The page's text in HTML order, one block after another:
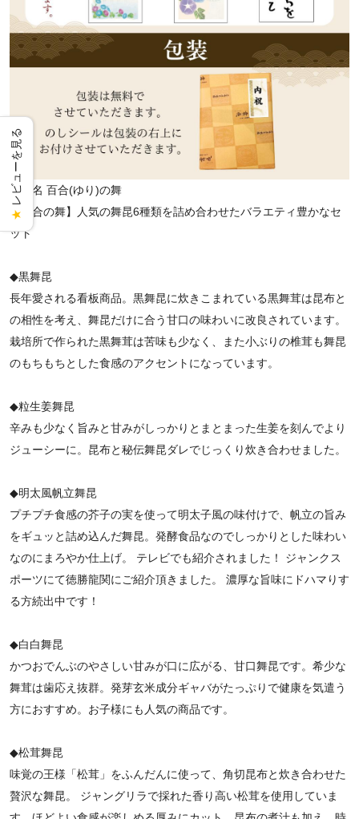
商品名 百合(ゆり)の舞
【百合の舞】人気の舞昆6種類を詰め合わせたバラエティ豊かなセ
ット
◆黒舞昆
長年愛される看板商品。黒舞昆に炊きこまれている黒舞茸は昆布と
の相性を考え、舞昆だけに合う甘口の味わいに改良されています。
栽培所で作られた黒舞茸は苦味も少なく、また小ぶりの椎茸も舞昆
のもちもちとした食感のアクセントになっています。
◆粒生姜舞昆
辛みも少なく旨みと甘みがしっかりとまとまった生姜を刻んでより
ジューシーに。昆布と秘伝舞昆ダレでじっくり炊き合わせました。
◆明太風帆立舞昆
プチプチ食感の芥子の実を使って明太子風の味付けで、帆立の旨み
をギュッと詰め込んだ舞昆。発酵食品なのでしっかりとした味わい
なのにまろやか仕上げ。 テレビでも紹介されました！ ジャンクス
ポーツにて徳勝龍関にご紹介頂きました。 濃厚な旨味にドハマりす
る方続出中です！
◆白白舞昆
かつおでんぶのやさしい甘みが口に広がる、甘口舞昆です。希少な
舞茸は歯応え抜群。発芽玄米成分ギャバがたっぷりで健康を気遣う
方におすすめ。お子様にも人気の商品です。
◆松茸舞昆
味覚の王様「松茸」をふんだんに使って、角切昆布と炊き合わせた
贅沢な舞昆。 ジャングリラで採れた香り高い松茸を使用していま
★
レビューを見る